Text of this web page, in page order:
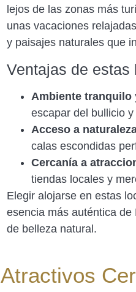
lejos de las zonas más
unas vacaciones
y paisajes naturales que
Ventajas de estas
Ambiente tranquilo
escapar del bullicio
Acceso a
calas escondidas
Cercanía a
tiendas locales y
Elegir alojarse en estas
esencia más auténtica
de belleza natural.
Atractivos